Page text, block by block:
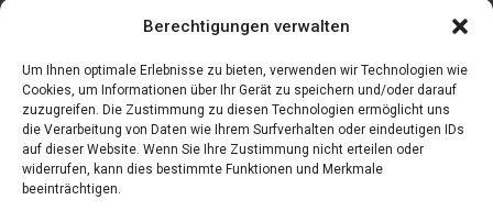
Berechtigungen verwalten
Um Ihnen optimale Erlebnisse zu bieten, verwenden wir Technologien wie
Cookies, um Informationen über Ihr Gerät zu speichern und/oder darauf
zuzugreifen. Die Zustimmung zu diesen Technologien ermöglicht uns
die Verarbeitung von Daten wie Ihrem Surfverhalten oder eindeutigen IDs
auf dieser Website. Wenn Sie Ihre Zustimmung nicht erteilen oder
widerrufen, kann dies bestimmte Funktionen und Merkmale
beeinträchtigen.
Befall vorbeugen? So werden Sie Holzwürmer los
Ein Convoi Exceptionnel gehört in fachkundige Hände